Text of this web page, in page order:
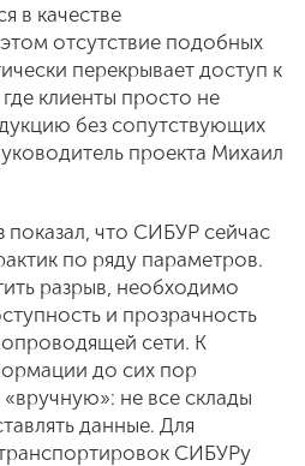
в качестве
отсутствие подобных
перекрывает доступ к
клиенты просто не
без со­путствующих
проекта Михаил
показал, что СИБУР сейчас
по ряду параметров.
разрыв, необхо­димо
и прозрачность
сети. К
до сих пор
не все склады
данные. Для
СИБУРу